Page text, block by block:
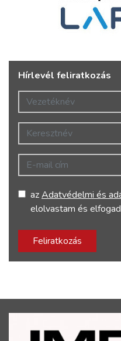
Hírlevél feliratkozás
Vezetéknév
Keresztnév
E-mail cím
azAdatvédelmi és
elolvastam és
Feliratkozás